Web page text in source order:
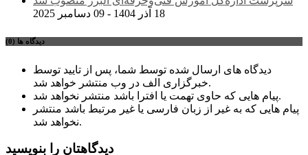
18 آذر 1404 - 09 دسامبر 2025
دیدگاه ها (0)
دیدگاه های ارسال شده توسط شما، پس از تایید توسط
خبرگزاری الف در وب منتشر خواهد شد.
پیام هایی که حاوی تهمت یا افترا باشد منتشر نخواهد شد.
پیام هایی که به غیر از زبان فارسی یا غیر مرتبط باشد منتشر
نخواهد شد.
دیدگاهتان را بنویسید